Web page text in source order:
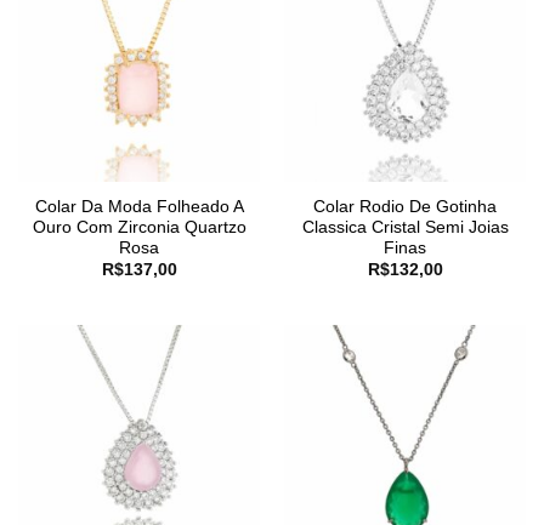
Colar Da Moda Folheado A
Ouro Com Zirconia Quartzo
Rosa
R$137,00
Colar Rodio De Gotinha
Classica Cristal Semi Joias
Finas
R$132,00